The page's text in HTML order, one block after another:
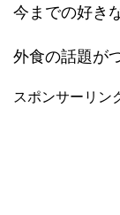
今までの好き
外食の話題が
スポンサーリン